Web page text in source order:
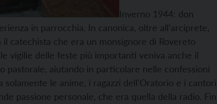
Inverno 1944: don
in parrocchia. In canonica, oltre all'arciprete,
catechista che era un monsignore di Rovereto
vigilie delle feste più importanti veniva anche il
pastorale, aiutando in particolare nelle confessioni
le anime, i ragazzi dell'Oratorio e i cantori
passione personale, che era quella della radio. Fin